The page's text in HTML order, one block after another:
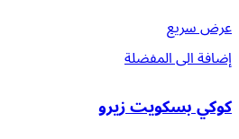
عرض سريع
إضافة الى المفضلة
كوكي بسكويت زيرو